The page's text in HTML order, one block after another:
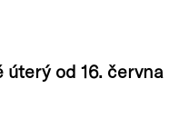
úterý od 16. června